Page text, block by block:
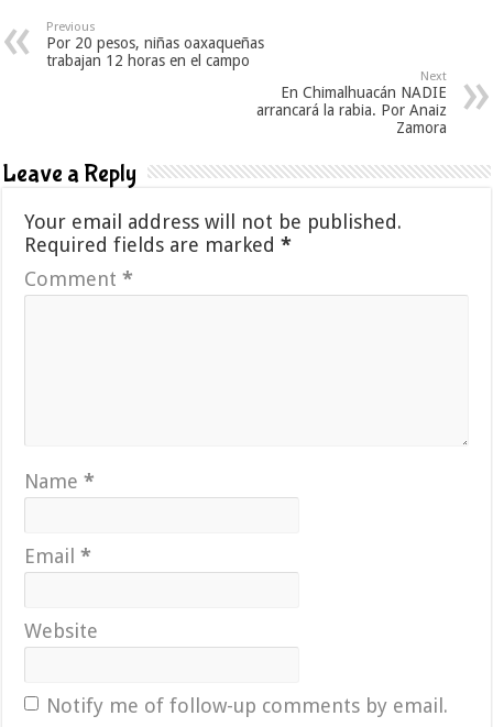
Previous
Por 20 pesos, niñas oaxaqueñas
trabajan 12 horas en el campo
Next
En Chimalhuacán NADIE
arrancará la rabia. Por Anaiz
Zamora
Leave a Reply
Your email address will not be published.
Required fields are marked*
Comment*
Name*
Email*
Website
Notify me of follow-up comments by email.